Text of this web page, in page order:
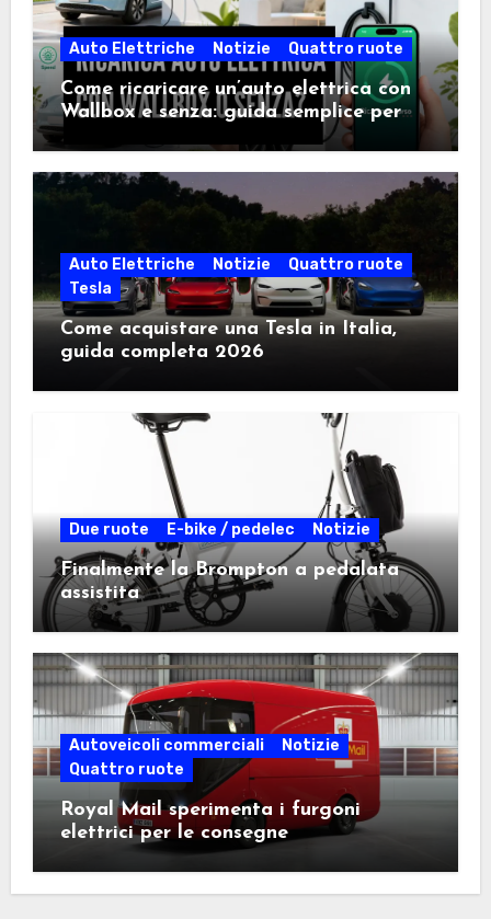
Auto Elettriche Notizie Quattro ruote
Come ricaricare un’auto elettrica con
Wallbox e senza: guida semplice per
scegliere la soluzione giusta
Auto Elettriche Notizie
Quattro ruote
Tesla
Come acquistare una Tesla in Italia,
guida completa 2026
Due ruote E-bike / pedelec Notizie
Finalmente la Brompton a pedalata
assistita
Autoveicoli commerciali
Notizie
Quattro ruote
Royal Mail sperimenta i furgoni
elettrici per le consegne